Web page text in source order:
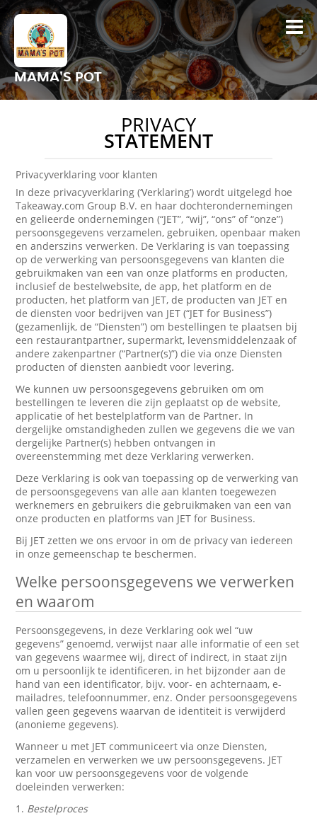
MAMA'S POT
PRIVACY
STATEMENT
Privacyverklaring voor klanten
In deze privacyverklaring (‘Verklaring’) wordt uitgelegd hoe
Takeaway.com Group B.V. en haar dochterondernemingen
en gelieerde ondernemingen (“JET”, “wij”, “ons” of “onze”)
persoonsgegevens verzamelen, gebruiken, openbaar maken
en anderszins verwerken. De Verklaring is van toepassing
op de verwerking van persoonsgegevens van klanten die
gebruikmaken van een van onze platforms en producten,
inclusief de bestelwebsite, de app, het platform en de
producten, het platform van JET, de producten van JET en
de diensten voor bedrijven van JET (“JET for Business”)
(gezamenlijk, de “Diensten”) om bestellingen te plaatsen bij
een restaurantpartner, supermarkt, levensmiddelenzaak of
andere zakenpartner (“Partner(s)”) die via onze Diensten
producten of diensten aanbiedt voor levering.
We kunnen uw persoonsgegevens gebruiken om om
bestellingen te leveren die zijn geplaatst op de website,
applicatie of het bestelplatform van de Partner. In
dergelijke omstandigheden zullen we gegevens die we van
dergelijke Partner(s) hebben ontvangen in
overeenstemming met deze Verklaring verwerken.
Deze Verklaring is ook van toepassing op de verwerking van
de persoonsgegevens van alle aan klanten toegewezen
werknemers en gebruikers die gebruikmaken van een van
onze producten en platforms van JET for Business.
Bij JET zetten we ons ervoor in om de privacy van iedereen
in onze gemeenschap te beschermen.
Welke persoonsgegevens we verwerken
en waarom
Persoonsgegevens, in deze Verklaring ook wel “uw
gegevens” genoemd, verwijst naar alle informatie of een set
van gegevens waarmee wij, direct of indirect, in staat zijn
om u persoonlijk te identificeren, in het bijzonder aan de
hand van een identificator, bijv. voor- en achternaam, e-
mailadres, telefoonnummer, enz. Onder persoonsgegevens
vallen geen gegevens waarvan de identiteit is verwijderd
(anonieme gegevens).
Wanneer u met JET communiceert via onze Diensten,
verzamelen en verwerken we uw persoonsgegevens. JET
kan voor uw persoonsgegevens voor de volgende
doeleinden verwerken:
1. Bestelproces